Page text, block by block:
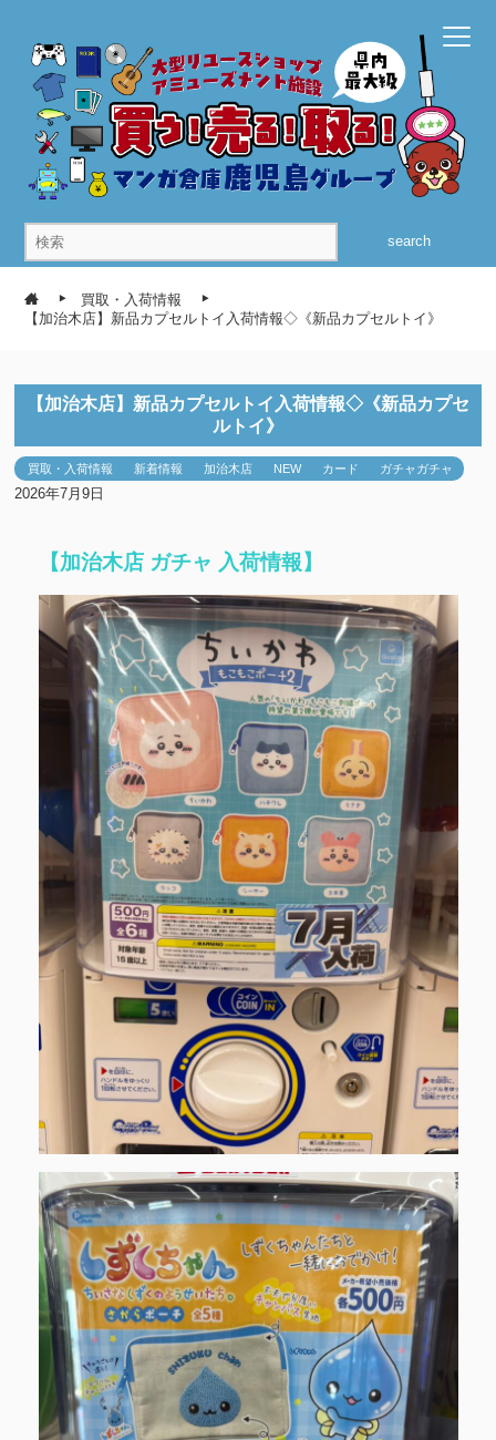
search
買取・入荷情報
【加治木店】新品カプセルトイ入荷情報◇《新品カプセルトイ》
【加治木店】新品カプセルトイ入荷情報◇《新品カプセ
ルトイ》
買取・入荷情報 新着情報 加治木店 NEW カード ガチャガチャ
2026年7月9日
【加治木店 ガチャ 入荷情報】